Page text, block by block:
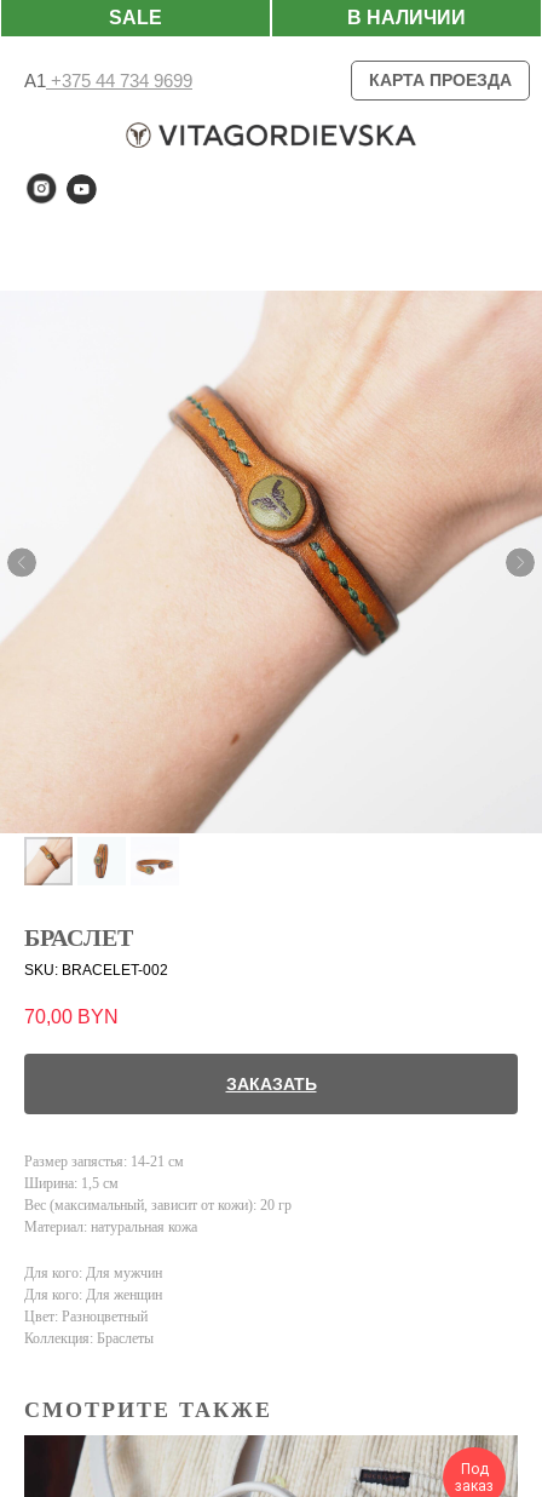
В НАЛИЧИИ
SALE
А1 +375 44 734 9699 КАРТА ПРОЕЗДА
БРАСЛЕТ
SKU: BRACELET-002
70,00 BYN
ЗАКАЗАТЬ
Размер запястья: 14-21 см
Ширина: 1,5 см
Вес (максимальный, зависит от кожи): 20 гр
Материал: натуральная кожа
Для кого: Для мужчин
Для кого: Для женщин
Цвет: Разноцветный
Коллекция: Браслеты
СМОТРИТЕ ТАКЖЕ
Под
заказ